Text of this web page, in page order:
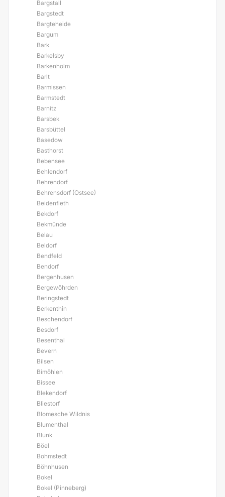
Bargstall
Bargstedt
Bargteheide
Bargum
Bark
Barkelsby
Barkenholm
Barlt
Barmissen
Barmstedt
Barnitz
Barsbek
Barsbüttel
Basedow
Basthorst
Bebensee
Behlendorf
Behrendorf
Behrensdorf (Ostsee)
Beidenfleth
Bekdorf
Bekmünde
Belau
Beldorf
Bendfeld
Bendorf
Bergenhusen
Bergewöhrden
Beringstedt
Berkenthin
Beschendorf
Besdorf
Besenthal
Bevern
Bilsen
Bimöhlen
Bissee
Blekendorf
Bliestorf
Blomesche Wildnis
Blumenthal
Blunk
Böel
Bohmstedt
Böhnhusen
Bokel
Bokel (Pinneberg)